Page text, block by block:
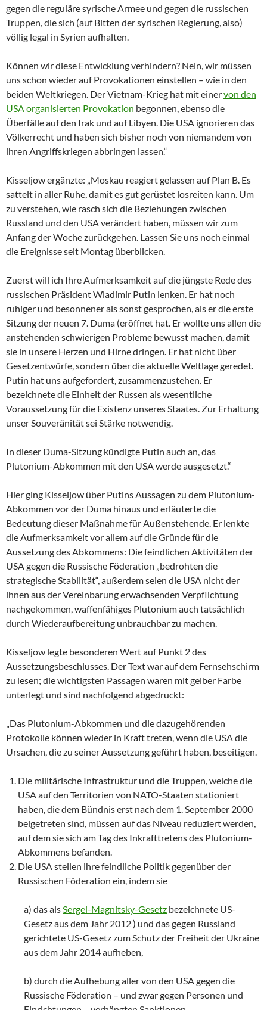
gegen die reguläre syrische Armee und gegen die russischen
Truppen, die sich (auf Bitten der syrischen Regierung, also)
völlig legal in Syrien aufhalten.
Können wir diese Entwicklung verhindern? Nein, wir müssen
uns schon wieder auf Provokationen einstellen – wie in den
beiden Weltkriegen. Der Vietnam-Krieg hat mit einervon den
USA organisierten Provokation begonnen, ebenso die
Überfälle auf den Irak und auf Libyen. Die USA ignorieren das
Völkerrecht und haben sich bisher noch von niemandem von
ihren Angriffskriegen abbringen lassen.“
Kisseljow ergänzte: „Moskau reagiert gelassen auf Plan B. Es
sattelt in aller Ruhe, damit es gut gerüstet losreiten kann. Um
zu verstehen, wie rasch sich die Beziehungen zwischen
Russland und den USA verändert haben, müssen wir zum
Anfang der Woche zurückgehen. Lassen Sie uns noch einmal
die Ereignisse seit Montag überblicken.
Zuerst will ich Ihre Aufmerksamkeit auf die jüngste Rede des
russischen Präsident Wladimir Putin lenken. Er hat noch
ruhiger und besonnener als sonst gesprochen, als er die erste
Sitzung der neuen 7. Duma (eröffnet hat. Er wollte uns allen die
anstehenden schwierigen Probleme bewusst machen, damit
sie in unsere Herzen und Hirne dringen. Er hat nicht über
Gesetzentwürfe, sondern über die aktuelle Weltlage geredet.
Putin hat uns aufgefordert, zusammenzustehen. Er
bezeichnete die Einheit der Russen als wesentliche
Voraussetzung für die Existenz unseres Staates. Zur Erhaltung
unser Souveränität sei Stärke notwendig.
In dieser Duma-Sitzung kündigte Putin auch an, das
Plutonium-Abkommen mit den USA werde ausgesetzt.“
Hier ging Kisseljow über Putins Aussagen zu dem Plutonium-
Abkommen vor der Duma hinaus und erläuterte die
Bedeutung dieser Maßnahme für Außenstehende. Er lenkte
die Aufmerksamkeit vor allem auf die Gründe für die
Aussetzung des Abkommens: Die feindlichen Aktivitäten der
USA gegen die Russische Föderation „bedrohten die
strategische Stabilität“, außerdem seien die USA nicht der
ihnen aus der Vereinbarung erwachsenden Verpflichtung
nachgekommen, waffenfähiges Plutonium auch tatsächlich
durch Wiederaufbereitung unbrauchbar zu machen.
Kisseljow legte besonderen Wert auf Punkt 2 des
Aussetzungsbeschlusses. Der Text war auf dem Fernsehschirm
zu lesen; die wichtigsten Passagen waren mit gelber Farbe
unterlegt und sind nachfolgend abgedruckt:
„Das Plutonium-Abkommen und die dazugehörenden
Protokolle können wieder in Kraft treten, wenn die USA die
Ursachen, die zu seiner Aussetzung geführt haben, beseitigen.
Die militärische Infrastruktur und die Truppen, welche die
USA auf den Territorien von NATO-Staaten stationiert
haben, die dem Bündnis erst nach dem 1. September 2000
beigetreten sind, müssen auf das Niveau reduziert werden,
auf dem sie sich am Tag des Inkrafttretens des Plutonium-
Abkommens befanden.
Die USA stellen ihre feindliche Politik gegenüber der
Russischen Föderation ein, indem sie
a) das alsSergei-Magnitsky-Gesetz bezeichnete US-
Gesetz aus dem Jahr 2012 ) und das gegen Russland
gerichtete US-Gesetz zum Schutz der Freiheit der Ukraine
aus dem Jahr 2014 aufheben,
b) durch die Aufhebung aller von den USA gegen die
Russische Föderation – und zwar gegen Personen und